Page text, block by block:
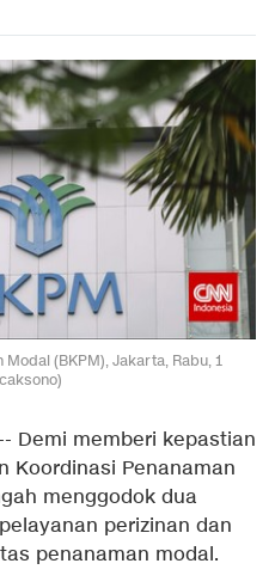
(BKPM), Jakarta, Rabu, 1
-- Demi memberi kepastian
Koordinasi Penanaman
menggodok dua
perizinan dan
penanaman modal.